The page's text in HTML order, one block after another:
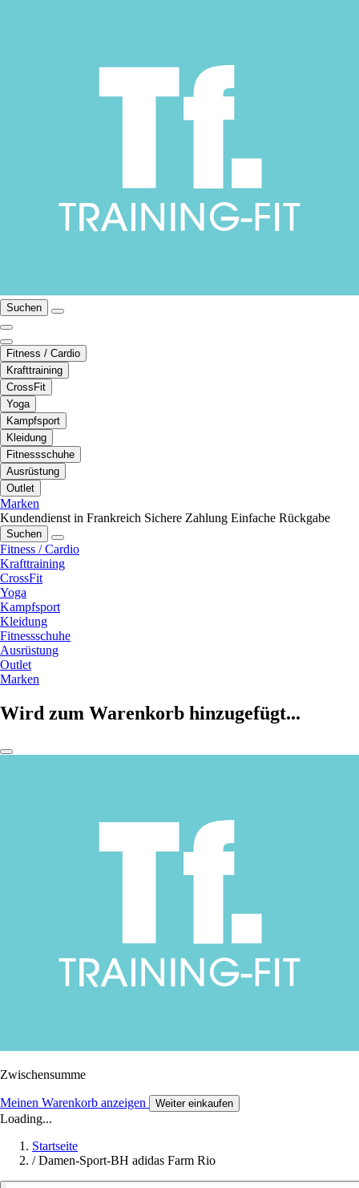
Suchen
Fitness / Cardio
Krafttraining
CrossFit
Yoga
Kampfsport
Kleidung
Fitnessschuhe
Ausrüstung
Outlet
Marken
Kundendienst in Frankreich Sichere Zahlung Einfache Rückgabe
Suchen
Fitness / Cardio
Krafttraining
CrossFit
Yoga
Kampfsport
Kleidung
Fitnessschuhe
Ausrüstung
Outlet
Marken
Wird zum Warenkorb hinzugefügt...
Zwischensumme
Meinen Warenkorb anzeigen Weiter einkaufen
Loading...
Startseite
/ Damen-Sport-BH adidas Farm Rio